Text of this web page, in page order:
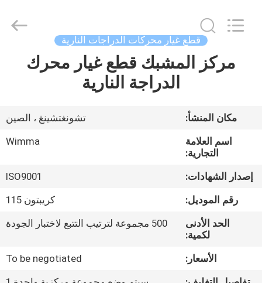
المنزل
أشرطة
حولنا
جولة
المصنع
قطع غيار محركات الدراجات النارية
مركز المشبك قطع غيار محرك
الدراجة النارية
مكان المنشأ:
تشونغتشينغ ، الصين
اسم العلامة
التجارية:
Wimma
إصدار الشهادات:
ISO9001
رقم الموديل:
كريبتون 115
الحد الأدنى
لكمية:
500 مجموعة لترتيب التتبع لاختبار الجودة
الأسعار:
To be negotiated